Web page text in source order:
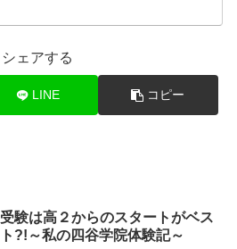
シェアする
LINE コピー
受験は高２からのスタートがベス
ト?!～私の四谷学院体験記～